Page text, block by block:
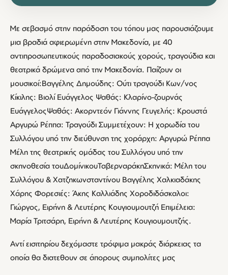
Με σεβασμό στην παράδοση του τόπου μας παρουσιάζουμε
μια βραδιά αφιερωμένη στην Μακεδονία, με 40
αντιπροσωπευτικούς παραδοσιακούς χορούς, τραγούδια και
θεατρικά δρώμενα από την Μακεδονία. Παίζουν οι
μουσικοί:Βαγγέλης Δημούδης: Ούτι τραγούδι Κων/νος
Κίκιλης: Bιολί Ευάγγελος Ψαθάς: Κλαρίνο-ζουρνάς
ΕυάγγελοςΨαθάς: Ακορντεόν Γιάννης Γευγελής: Κρουστά
Αργυρώ Ρέππα: Τραγούδι Συμμετέχουν: Η χορωδία του
Συλλόγου υπό την διεύθυνση της χοράρχη: Αργυρώ Ρέππα
Μέλη της θεατρικής ομάδας του Συλλόγου υπό την
σκηνοθεσία τουΔομίνικουΤαβερναράκηΣκηνικά: Μέλη του
Συλλόγου & Χατζηκωνσταντίνου Βαγγέλης Χαλκιαδάκης
Χάρης Φορεσιές: Άκης Καλλιάδης Χοροδιδάσκαλοι:
Γιώργος, Ειρήνη & Λευτέρης Κουγιουμουτζή Επιμέλεια:
Μαρία Τριτσάρη, Ειρήνη & Λευτέρης Κουγιουμουτζής.
Αντί εισιτηρίου δεχόμαστε τρόφιμα μακράς διάρκειας τα
οποία θα διατεθουν σε άπορους συμπολίτες μας